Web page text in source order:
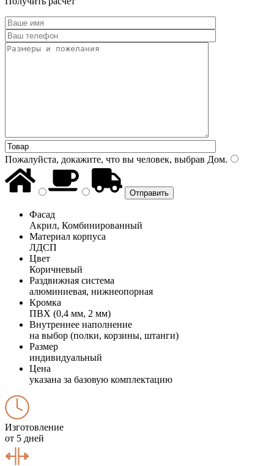
Пожалуйста, докажите, что вы человек, выбрав Дом.
Фасад
Акрил, Комбинированный
Материал корпуса
ЛДСП
Цвет
Коричневый
Раздвижная система
алюминиевая, нижнеопорная
Кромка
ПВХ (0,4 мм, 2 мм)
Внутреннее наполнение
на выбор (полки, корзины, штанги)
Размер
индивидуальный
Цена
указана за базовую комплектацию
Изготовление
от 5 дней